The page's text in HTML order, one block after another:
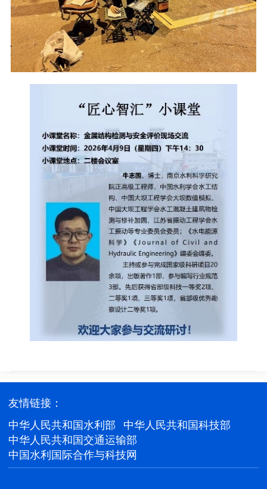
友情链接：
中华人民共和国水利部 中华人民共和国科技部
中华人民共和国交通运输部
中国水利国际合作与科技网